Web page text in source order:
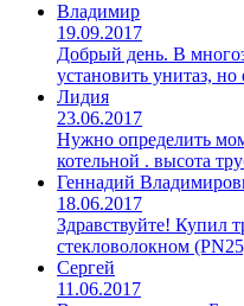
Владимир
19.09.2017
Добрый день. В
установить унитаз,
Лидия
23.06.2017
Нужно определить
котельной . высота
Геннадий
18.06.2017
Здравствуйте! Купил
стекловолокном
Сергей
11.06.2017